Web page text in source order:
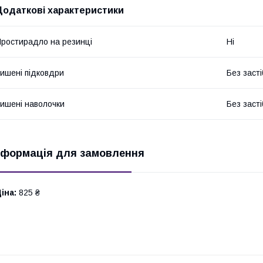
характеристики
на резинці Ні
підковдри Без
наволочки Без
для замовлення
825 ₴